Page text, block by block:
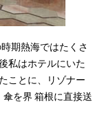
期熱海ではたくさ
私はホテルにいた
ことに、リゾナー
傘を界 箱根に直接送